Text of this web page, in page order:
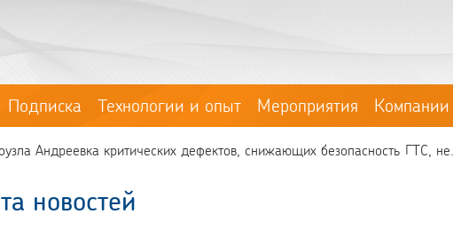
Подписка Технологии и опыт Мероприятия Компании
Андреевка критических дефектов, снижающих безопасность ГТС, не...
новостей